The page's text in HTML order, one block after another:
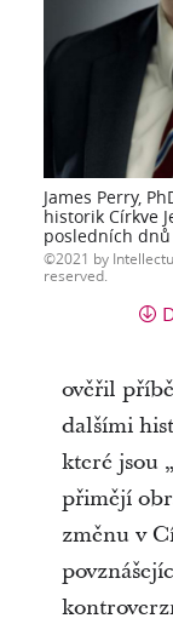
James Perry,
historik Církve
posledních dnů
2021 by
reserved.
ověřil
dalšími
které jsou
přimějí
změnu v